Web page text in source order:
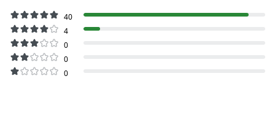
40
4
0
0
0